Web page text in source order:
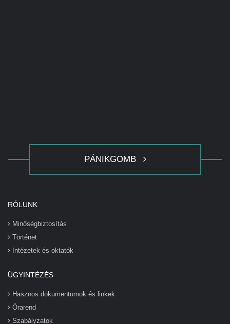
PÁNIKGOMB
RÓLUNK
Minőségbiztosítás
Történet
Intézetek és oktatók
ÜGYINTÉZÉS
Hasznos dokumentumok és linkek
Órarend
Szabályzatok